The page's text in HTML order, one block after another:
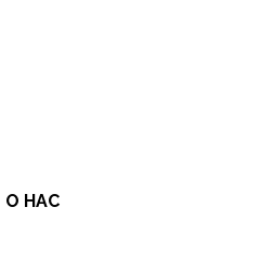
О НАС